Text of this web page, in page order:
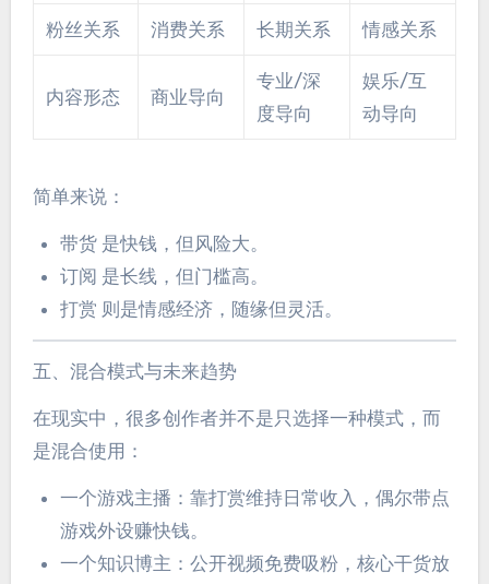
粉丝关系 消费关系 长期关系 情感关系
内容形态 商业导向
专业/深
度导向
娱乐/互
动导向
简单来说：
带货 是快钱，但风险大。
订阅 是长线，但门槛高。
打赏 则是情感经济，随缘但灵活。
五、混合模式与未来趋势
在现实中，很多创作者并不是只选择一种模式，而
是混合使用：
一个游戏主播：靠打赏维持日常收入，偶尔带点
游戏外设赚快钱。
一个知识博主：公开视频免费吸粉，核心干货放